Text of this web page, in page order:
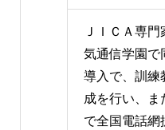
ＪＩＣＡ専
気通信学園で
導入で、訓練
成を行い、
で全国電話網